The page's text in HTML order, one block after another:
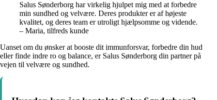
Salus Sønderborg har virkelig hjulpet mig med at forbedre
min sundhed og velvære. Deres produkter er af højeste
kvalitet, og deres team er utroligt hjælpsomme og vidende.
– Maria, tilfreds kunde
Uanset om du ønsker at booste dit immunforsvar, forbedre din hud
eller finde indre ro og balance, er Salus Sønderborg din partner på
vejen til velvære og sundhed.